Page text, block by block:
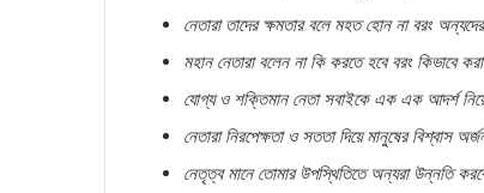
নেতারা তাদের ক্ষমতার বলে মহত হোন না বরং
মহান নেতারা বলেন না কি করতে হবে বরং কিভাবে করা
যোগ্য ও শক্তিমান নেতা সবাইকে এক এক আদর্শ
নেতারা নিরপেক্ষতা ও সততা দিয়ে মানুষের বিশ্বাস
নেতৃত্ব মানে তোমার উপস্থিতিতে অন্যরা উন্নতি